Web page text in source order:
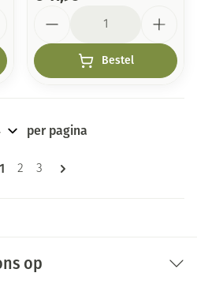
Bestel
Pagina's
U lees momenteel pagina
1 Pagina
2 Pagina
3
per pagina
op